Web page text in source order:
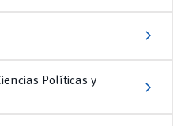
chevron_right
Políticas y
chevron_right